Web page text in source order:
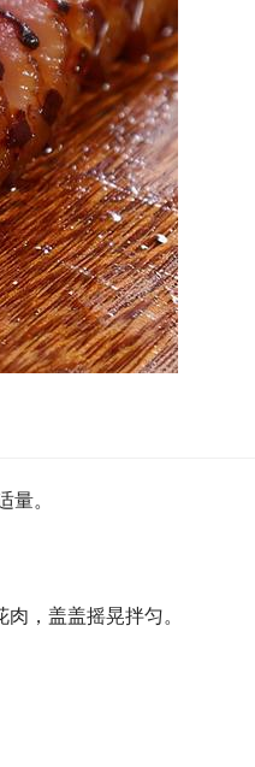
。
，盖盖摇晃拌匀。